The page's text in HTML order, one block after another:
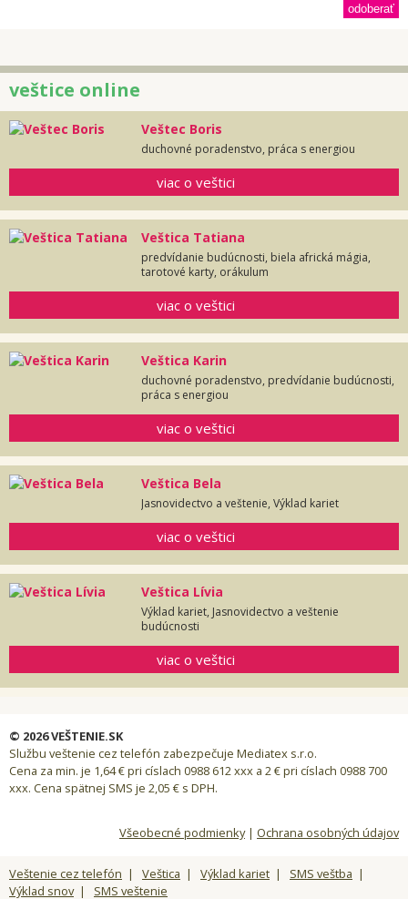
veštice online
Veštec Boris
duchovné poradenstvo, práca s energiou
viac o veštici
Veštica Tatiana
predvídanie budúcnosti, biela africká mágia,
tarotové karty, orákulum
viac o veštici
Veštica Karin
duchovné poradenstvo, predvídanie budúcnosti,
práca s energiou
viac o veštici
Veštica Bela
Jasnovidectvo a veštenie, Výklad kariet
viac o veštici
Veštica Lívia
Výklad kariet, Jasnovidectvo a veštenie
budúcnosti
viac o veštici
© 2026 VEŠTENIE.SK
Službu veštenie cez telefón zabezpečuje Mediatex s.r.o.
Cena za min. je 1,64 € pri císlach 0988 612 xxx a 2 € pri císlach 0988 700
xxx. Cena spätnej SMS je 2,05 € s DPH.
Všeobecné podmienky | Ochrana osobných údajov
Veštenie cez telefón | Veštica | Výklad kariet | SMS veštba |
Výklad snov| SMS veštenie